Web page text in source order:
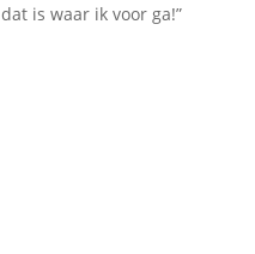
dat is waar ik voor ga!”